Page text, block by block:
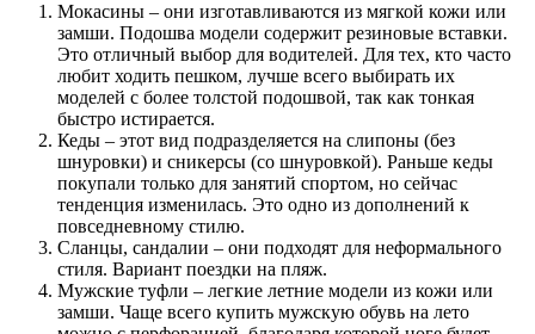
Мокасины – они изготавливаются из мягкой кожи или
замши. Подошва модели содержит резиновые вставки.
Это отличный выбор для водителей. Для тех, кто часто
любит ходить пешком, лучше всего выбирать их
моделей с более толстой подошвой, так как тонкая
быстро истирается.
Кеды – этот вид подразделяется на слипоны (без
шнуровки) и сникерсы (со шнуровкой). Раньше кеды
покупали только для занятий спортом, но сейчас
тенденция изменилась. Это одно из дополнений к
повседневному стилю.
Сланцы, сандалии – они подходят для неформального
стиля. Вариант поездки на пляж.
Мужские туфли – легкие летние модели из кожи или
замши. Чаще всего купить мужскую обувь на лето